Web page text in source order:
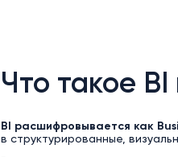
Что такое
BI расшифровывается как
в структурированные,